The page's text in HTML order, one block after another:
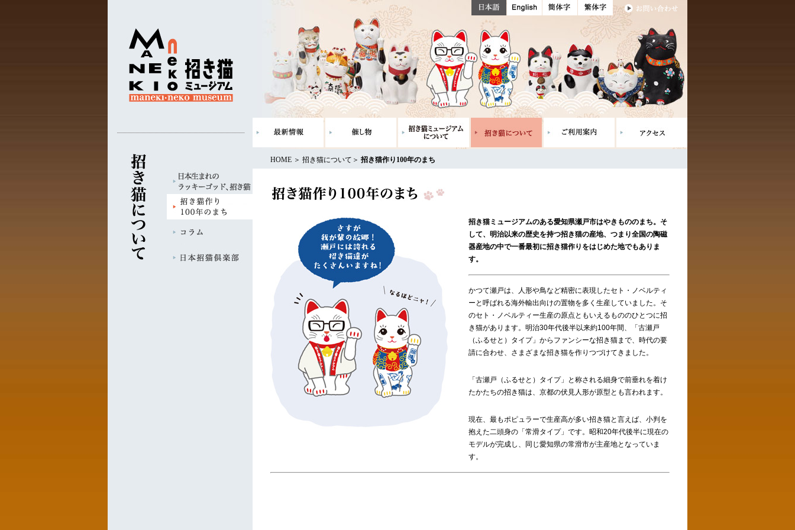
HOME ＞ 招き猫について ＞ 招き猫作り100年のまち
招き猫ミュージアムのある愛知県瀬戸市はやきもののまち。そ
して、明治以来の歴史を持つ招き猫の産地、つまり全国の陶磁
器産地の中で一番最初に招き猫作りをはじめた地でもありま
す。
かつて瀬戸は、人形や鳥など精密に表現したセト・ノベルティ
ーと呼ばれる海外輸出向けの置物を多く生産していました。そ
のセト・ノベルティー生産の原点ともいえるもののひとつに招
き猫があります。明治30年代後半以来約100年間、「古瀬戸
（ふるせと）タイプ」からファンシーな招き猫まで、時代の要
請に合わせ、さまざまな招き猫を作りつづけてきました。
「古瀬戸（ふるせと）タイプ」と称される細身で前垂れを着け
たかたちの招き猫は、京都の伏見人形が原型とも言われます。
現在、最もポピュラーで生産高が多い招き猫と言えば、小判を
抱えた二頭身の「常滑タイプ」です。昭和20年代後半に現在の
モデルが完成し、同じ愛知県の常滑市が主産地となっていま
す。